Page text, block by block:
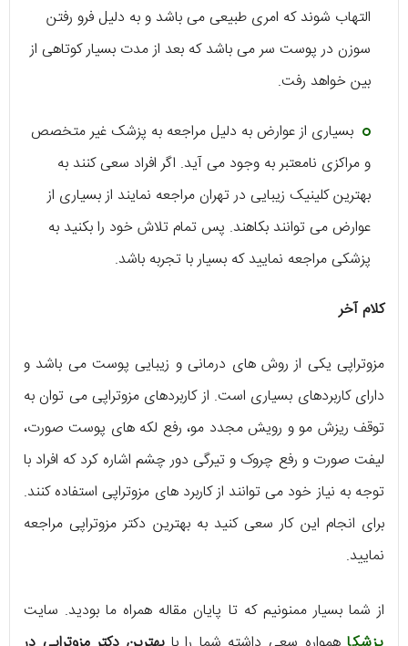
التهاب شوند که امری طبیعی می باشد و به دلیل فرو رفتن
سوزن در پوست سر می باشد که بعد از مدت بسیار کوتاهی از
بین خواهد رفت.
بسیاری از عوارض به دلیل مراجعه به پزشک غیر متخصص
و مراکزی نامعتبر به وجود می آید. اگر افراد سعی کنند به
بهترین کلینیک زیبایی در تهران مراجعه نمایند از بسیاری از
عوارض می توانند بکاهند. پس تمام تلاش خود را بکنید به
پزشکی مراجعه نمایید که بسیار با تجربه باشد.
کلام آخر
مزوتراپی یکی از روش های درمانی و زیبایی پوست می باشد و
دارای کاربردهای بسیاری است. از کاربردهای مزوتراپی می توان به
توقف ریزش مو و رویش مجدد مو، رفع لکه های پوست صورت،
لیفت صورت و رفع چروک و تیرگی دور چشم اشاره کرد که افراد با
توجه به نیاز خود می توانند از کاربرد های مزوتراپی استفاده کنند.
برای انجام این کار سعی کنید به بهترین دکتر مزوتراپی مراجعه
نمایید.
از شما بسیار ممنونیم که تا پایان مقاله همراه ما بودید. سایت